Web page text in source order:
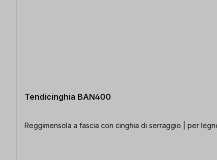
Tendicinghia BAN400
Reggimensola a fascia con cinghia di serraggio | per